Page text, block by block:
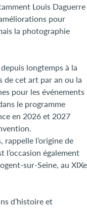
Louis Daguerre
pour
la photographie
longtemps à la
de cet art par an ou la
pour les événements
le programme
en 2026 et 2027
l’origine de
l’occasion également
sur-Seine, au XIXe
d’histoire et